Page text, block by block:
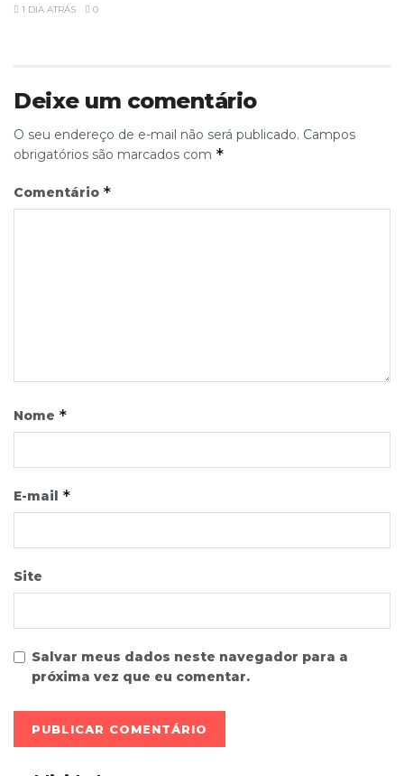
1 DIA ATRÁS 0
Deixe um comentário
O seu endereço de e-mail não será publicado. Campos
obrigatórios são marcados com *
Comentário *
Nome *
E-mail *
Site
Salvar meus dados neste navegador para a
próxima vez que eu comentar.